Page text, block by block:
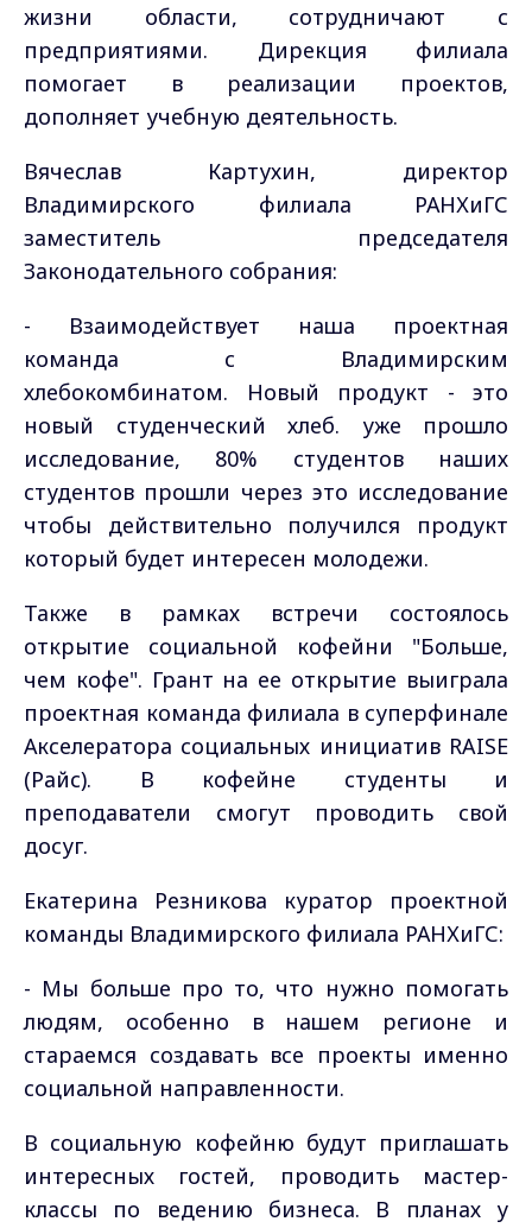
жизни области, сотрудничают с
предприятиями. Дирекция филиала
помогает в реализации проектов,
дополняет учебную деятельность.
Вячеслав Картухин, директор
Владимирского филиала РАНХиГС
заместитель председателя
Законодательного собрания:
- Взаимодействует наша проектная
команда с Владимирским
хлебокомбинатом. Новый продукт - это
новый студенческий хлеб. уже прошло
исследование, 80% студентов наших
студентов прошли через это исследование
чтобы действительно получился продукт
который будет интересен молодежи.
Также в рамках встречи состоялось
открытие социальной кофейни "Больше,
чем кофе". Грант на ее открытие выиграла
проектная команда филиала в суперфинале
Акселератора социальных инициатив RAISE
(Райс). В кофейне студенты и
преподаватели смогут проводить свой
досуг.
Екатерина Резникова куратор проектной
команды Владимирского филиала РАНХиГС:
- Мы больше про то, что нужно помогать
людям, особенно в нашем регионе и
стараемся создавать все проекты именно
социальной направленности.
В социальную кофейню будут приглашать
интересных гостей, проводить мастер-
классы по ведению бизнеса. В планах у